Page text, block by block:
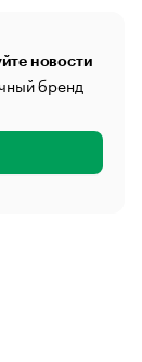
новости
бренд